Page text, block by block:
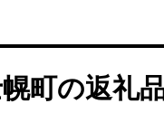
町の返礼